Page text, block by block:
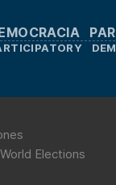
Elections